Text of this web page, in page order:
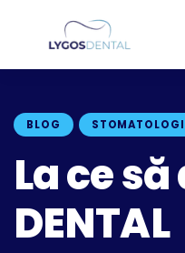
BLOG
La ce
DENTAL